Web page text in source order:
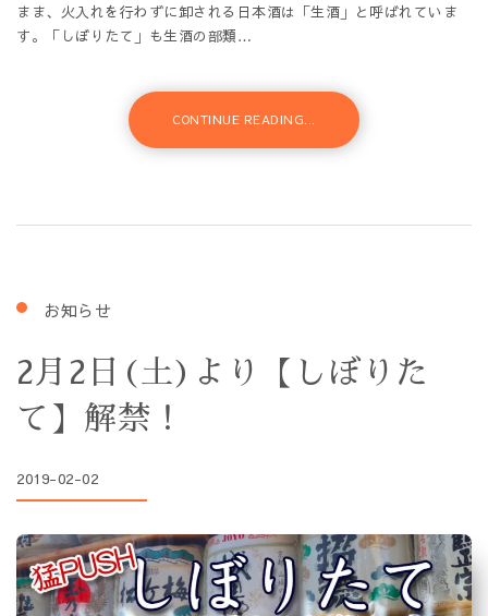
まま、火入れを行わずに卸される日本酒は「生酒」と呼ばれていま
す。「しぼりたて」も生酒の部類…
CONTINUE READING...
お知らせ
2月2日(土)より【しぼりた
て】解禁！
2019-02-02